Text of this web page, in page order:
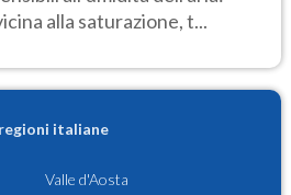
alla saturazione, t...
italiane
Valle d'Aosta